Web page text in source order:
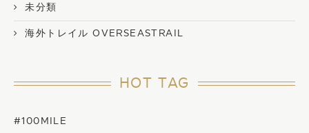
未分類
海外トレイル OVERSEASTRAIL
HOT TAG
#100MILE